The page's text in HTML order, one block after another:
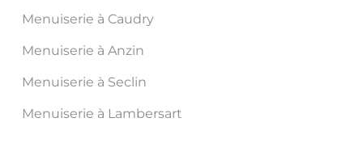
Menuiserie à Caudry
Menuiserie à Anzin
Menuiserie à Seclin
Menuiserie à Lambersart